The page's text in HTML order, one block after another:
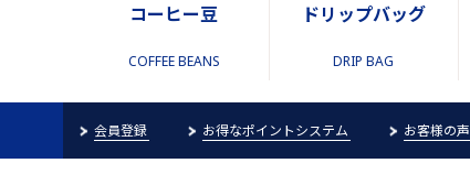
コーヒー豆
COFFEE BEANS
ドリップバッグ
DRIP BAG
会員登録 お得なポイントシステム お客様の声